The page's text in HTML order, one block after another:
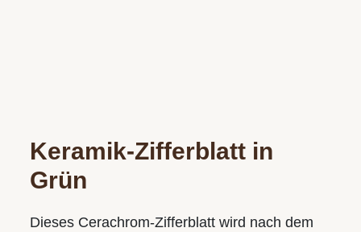
Keramik-Zifferblatt in
Grün
Dieses Cerachrom-Zifferblatt wird nach dem